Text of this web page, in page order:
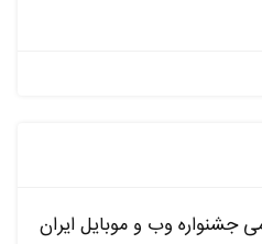
جشنواره وب و موبایل ایران